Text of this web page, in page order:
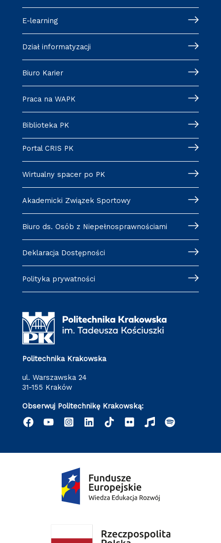
E-learning
Dział informatyzacji
Biuro Karier
Praca na WAPK
Biblioteka PK
Portal CRIS PK
Wirtualny spacer po PK
Akademicki Związek Sportowy
Biuro ds. Osób z Niepełnosprawnościami
Deklaracja Dostępności
Polityka prywatności
Politechnika Krakowska
ul. Warszawska 24
31-155 Kraków
Obserwuj Politechnikę Krakowską: